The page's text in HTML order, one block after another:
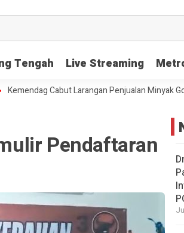
Tengah Live Streaming
Cabut Larangan Penjualan Minyak Goreng
Pendaftaran